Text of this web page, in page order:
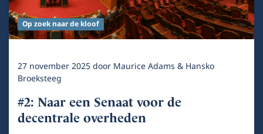
Op zoek naar de kloof
27 november 2025door Maurice Adams & Hansko
Broeksteeg
#2: Naar een Senaat voor de
decentrale overheden